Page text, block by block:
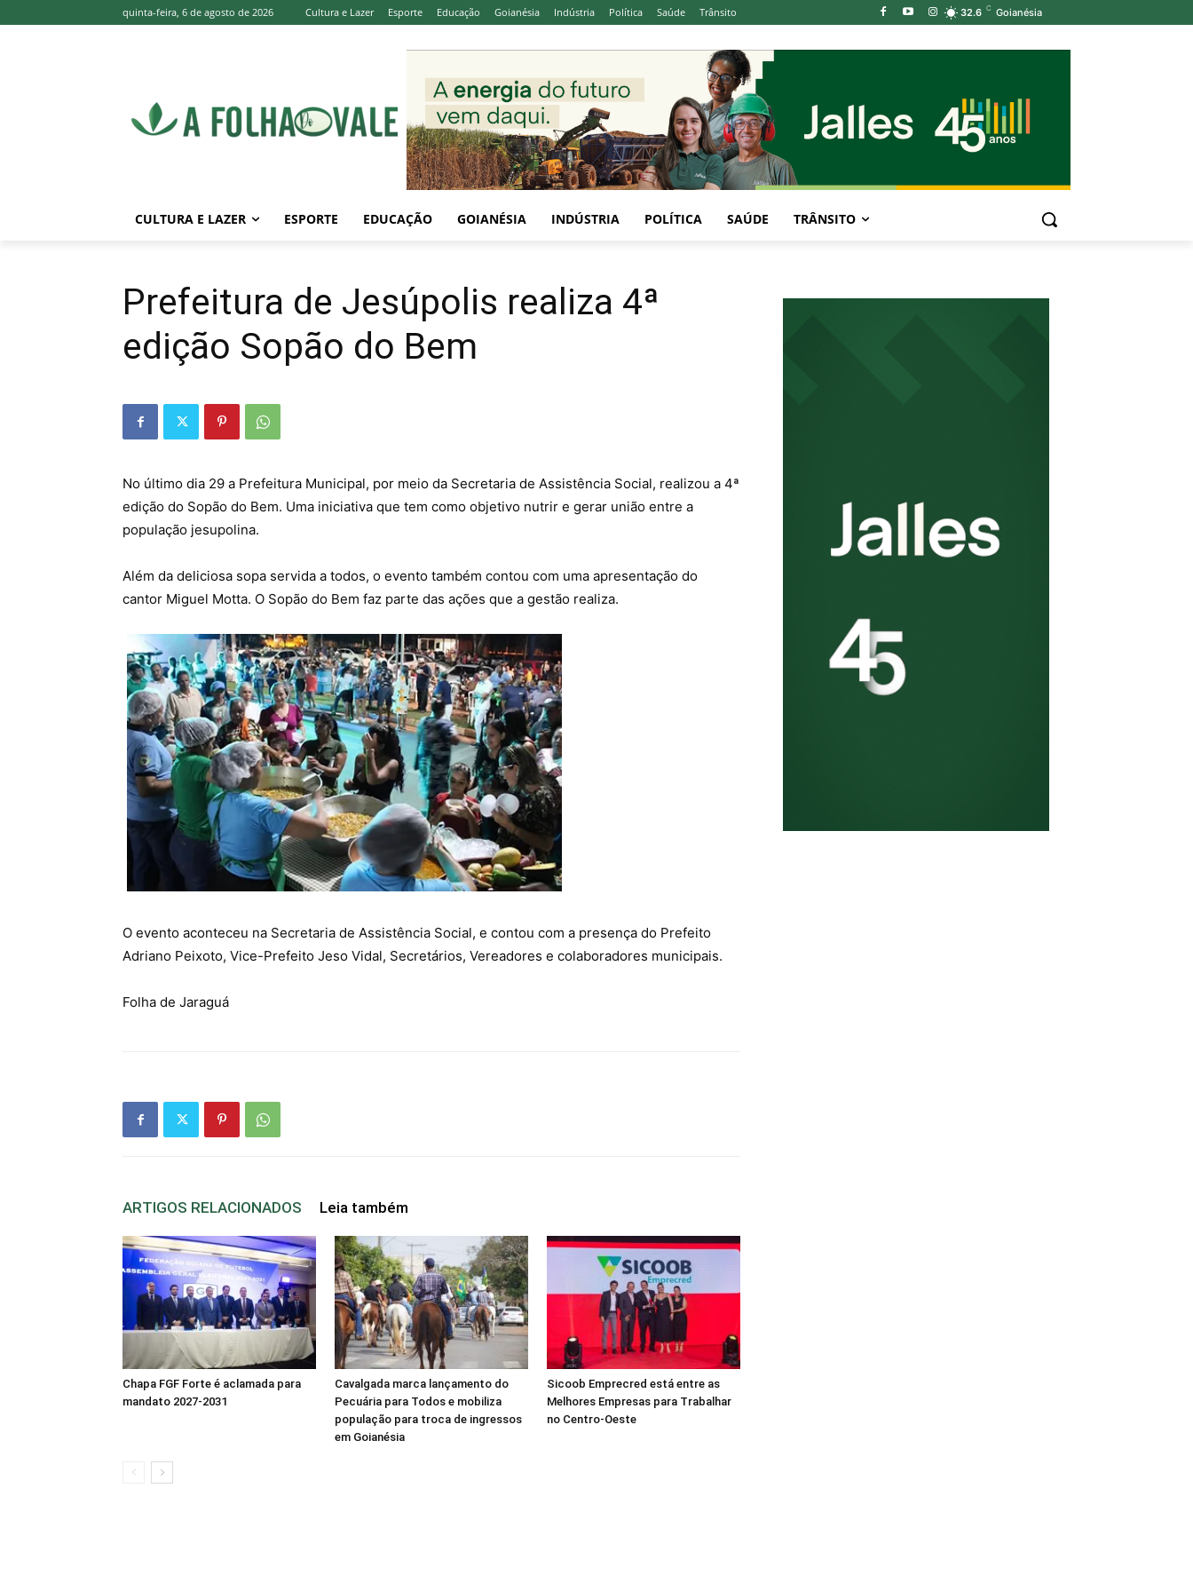
32.6 C Goianésia
quinta-feira, 6 de agosto de 2026 Cultura e Lazer Esporte Educação Goianésia Indústria Política Saúde Trânsito
CULTURA E LAZER ESPORTE EDUCAÇÃO GOIANÉSIA INDÚSTRIA POLÍTICA SAÚDE TRÂNSITO
Prefeitura de Jesúpolis realiza 4ª
edição Sopão do Bem
No último dia 29 a Prefeitura Municipal, por meio da Secretaria de Assistência Social, realizou a 4ª
edição do Sopão do Bem. Uma iniciativa que tem como objetivo nutrir e gerar união entre a
população jesupolina.
Além da deliciosa sopa servida a todos, o evento também contou com uma apresentação do
cantor Miguel Motta. O Sopão do Bem faz parte das ações que a gestão realiza.
O evento aconteceu na Secretaria de Assistência Social, e contou com a presença do Prefeito
Adriano Peixoto, Vice-Prefeito Jeso Vidal, Secretários, Vereadores e colaboradores municipais.
Folha de Jaraguá
ARTIGOS RELACIONADOS Leia também
Chapa FGF Forte é aclamada para
mandato 2027-2031
Cavalgada marca lançamento do
Pecuária para Todos e mobiliza
população para troca de ingressos
em Goianésia
Sicoob Emprecred está entre as
Melhores Empresas para Trabalhar
no Centro-Oeste